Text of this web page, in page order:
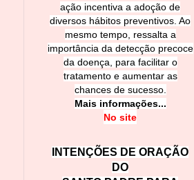
ação incentiva a adoção de
diversos hábitos preventivos. Ao
mesmo tempo, ressalta a
importância da detecção precoce
da doença, para facilitar o
tratamento e aumentar as
chances de sucesso.
Mais informações...
No site
INTENÇÕES DE ORAÇÃO
DO